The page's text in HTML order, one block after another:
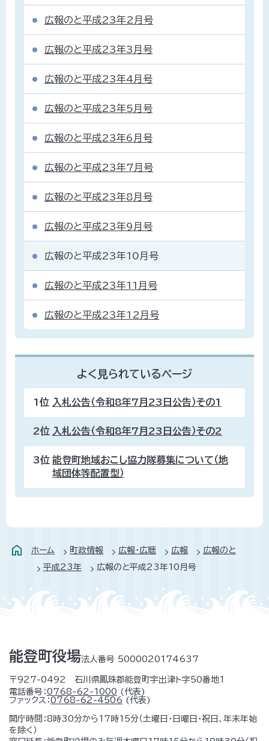
広報のと平成23年2月号
広報のと平成23年3月号
広報のと平成23年4月号
広報のと平成23年5月号
広報のと平成23年6月号
広報のと平成23年7月号
広報のと平成23年8月号
広報のと平成23年9月号
広報のと平成23年10月号
広報のと平成23年11月号
広報のと平成23年12月号
よく見られているページ
1位 入札公告（令和8年7月23日公告）その1
2位 入札公告（令和8年7月23日公告）その2
3位 能登町地域おこし協力隊募集について（地
域団体等配置型）
ホーム 町政情報 広報・広聴 広報
広報のと
平成23年
広報のと平成23年10月号
能登町役場法人番号 5000020174637
〒927-0492 石川県鳳珠郡能登町宇出津ト字50番地1
電話番号：0768-62-1000 (代表)
ファックス：0768-62-4506 (代表)
開庁時間：8時30分から17時15分（土曜日・日曜日・祝日、年末年始
を除く）